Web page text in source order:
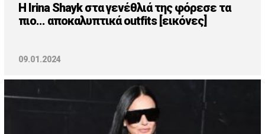
H Irina Shayk στα γενέθλιά της φόρεσε τα
πιο... αποκαλυπτικά outfits [εικόνες]
09.01.2024